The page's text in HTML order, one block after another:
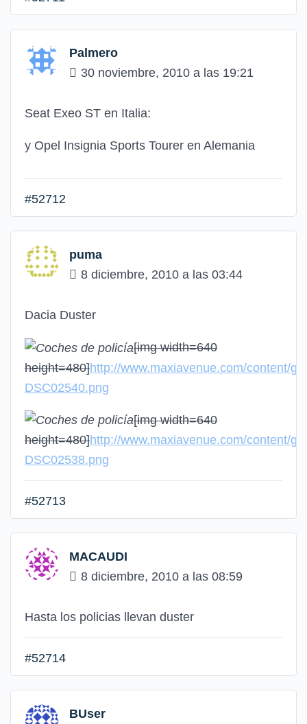
Palmero
30 noviembre, 2010 a las 19:21
Seat Exeo ST en Italia:
y Opel Insignia Sports Tourer en Alemania
#52712
puma
8 diciembre, 2010 a las 03:44
Dacia Duster
[img width=640
height=480]http://www.maxiavenue.com/content/
DSC02540.png
[img width=640
height=480]http://www.maxiavenue.com/content/
DSC02538.png
#52713
MACAUDI
8 diciembre, 2010 a las 08:59
Hasta los policias llevan duster
#52714
BUser